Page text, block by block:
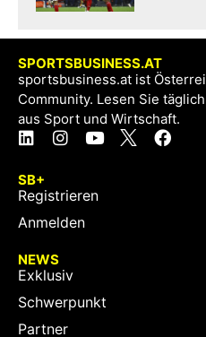
SPORTSBUSINESS.AT
sportsbusiness.at ist
Community. Lesen Sie
aus Sport und Wirtschaft.
SB+
Registrieren
Anmelden
NEWS
Exklusiv
Schwerpunkt
Partner